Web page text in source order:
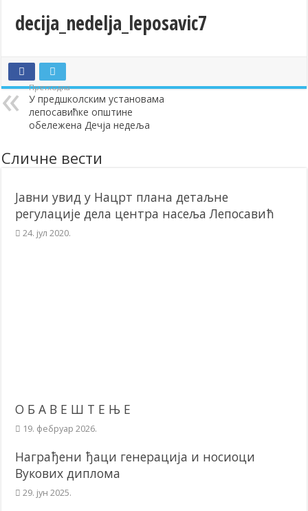
Лепосавић прославио Светог Василија
Полагањем венаца и свечаном академијом у Сочаници
Братске и пријатељске општине и грдови уручили поклон
ОБАВЕШТЕЊЕ – Бесплатан СкиПас 2024
decija_nedelja_leposavic7
Претходна
У предшколским установама
лепосавићке општине
обележена Дечја недеља
Сличне вести
Јавни увид у Нацрт плана детаљне
регулације дела центра насеља Лепосавић
24. јул 2020.
О Б А В Е Ш Т Е Њ Е
19. фебруар 2026.
Награђени ђаци генерација и носиоци
Вукових диплома
29. јун 2025.